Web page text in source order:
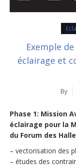
Exemple
éclairage et
By
Phase 1: Mission
éclairage pour la
du Forum des
– vectorisation des
– études des